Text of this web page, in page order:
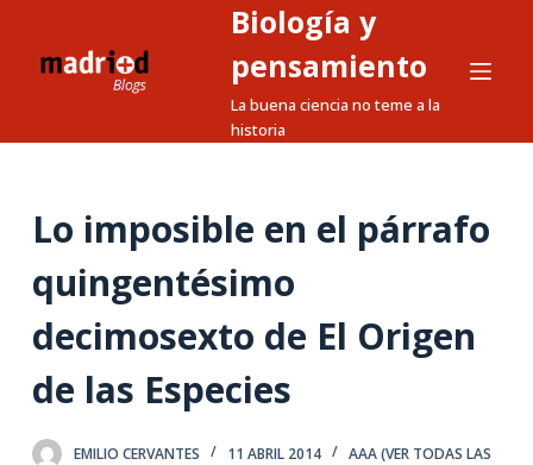
a
n
e
Biología y
pensamiento
La buena ciencia no teme a la
historia
Lo imposible en el párrafo
quingentésimo
decimosexto de El Origen
de las Especies
EMILIO CERVANTES 11 ABRIL 2014
AAA (VER TODAS LAS